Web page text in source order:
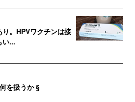
。HPVワクチンは接
い...
を扱うか §